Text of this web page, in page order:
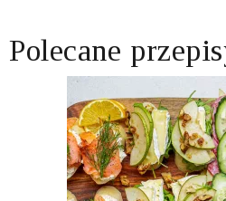
Polecane